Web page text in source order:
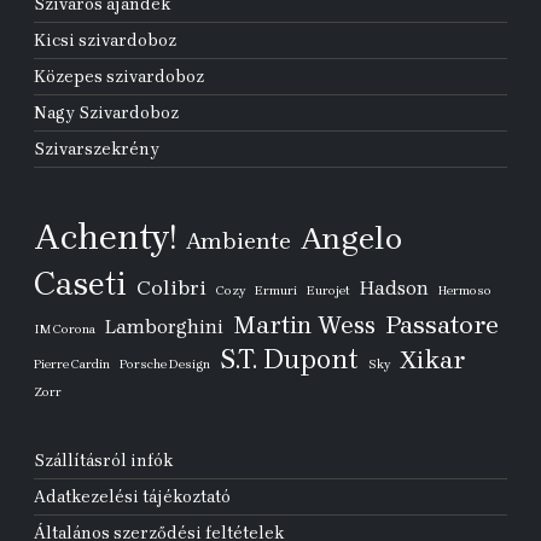
Kicsi szivardoboz
Közepes szivardoboz
Nagy Szivardoboz
Szivarszekrény
Achenty! Ambiente Angelo
Caseti Colibri Cozy Ermuri Eurojet Hadson Hermoso
IM Corona Lamborghini Martin Wess Passatore
Pierre Cardin Porsche Design S.T. Dupont Sky Xikar
Zorr
Szállításról infók
Adatkezelési tájékoztató
Általános szerződési feltételek